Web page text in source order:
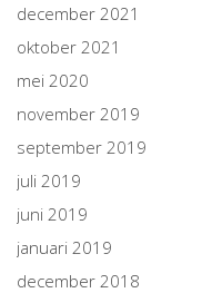
december 2021
oktober 2021
mei 2020
november 2019
september 2019
juli 2019
juni 2019
januari 2019
december 2018